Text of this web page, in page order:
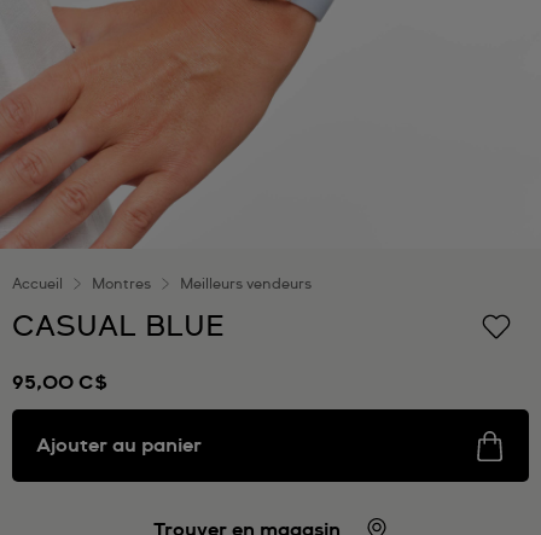
Accueil Montres Meilleurs vendeurs
CASUAL BLUE
95,00 C$
Ajouter au panier
Trouver en magasin